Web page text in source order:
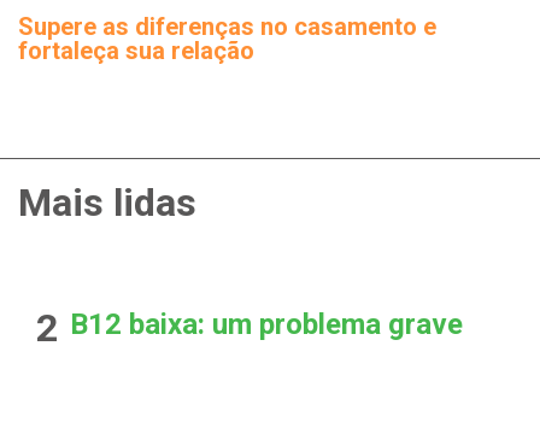
Supere as diferenças no casamento e
fortaleça sua relação
Mais lidas
2 B12 baixa: um problema grave